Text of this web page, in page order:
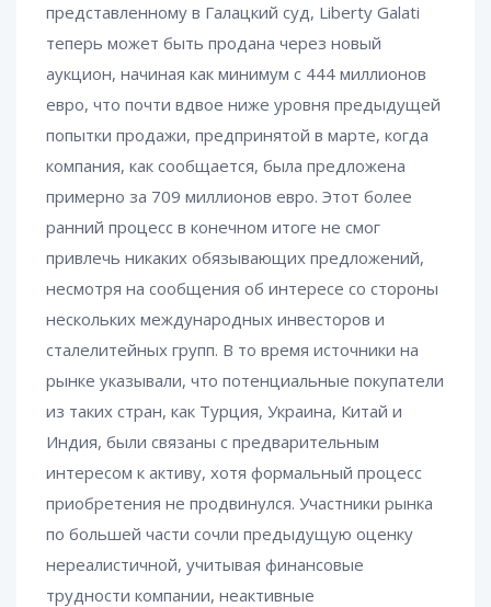
представленному в Галацкий суд, Liberty Galati
теперь может быть продана через новый
аукцион, начиная как минимум с 444 миллионов
евро, что почти вдвое ниже уровня предыдущей
попытки продажи, предпринятой в марте, когда
компания, как сообщается, была предложена
примерно за 709 миллионов евро. Этот более
ранний процесс в конечном итоге не смог
привлечь никаких обязывающих предложений,
несмотря на сообщения об интересе со стороны
нескольких международных инвесторов и
сталелитейных групп. В то время источники на
рынке указывали, что потенциальные покупатели
из таких стран, как Турция, Украина, Китай и
Индия, были связаны с предварительным
интересом к активу, хотя формальный процесс
приобретения не продвинулся. Участники рынка
по большей части сочли предыдущую оценку
нереалистичной, учитывая финансовые
трудности компании, неактивные